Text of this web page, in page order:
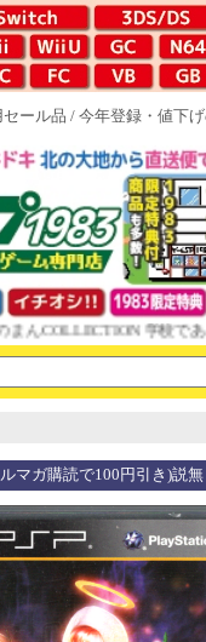
ール品 / 今年登録・値下
学校であった
マガ購読で100円引き)説